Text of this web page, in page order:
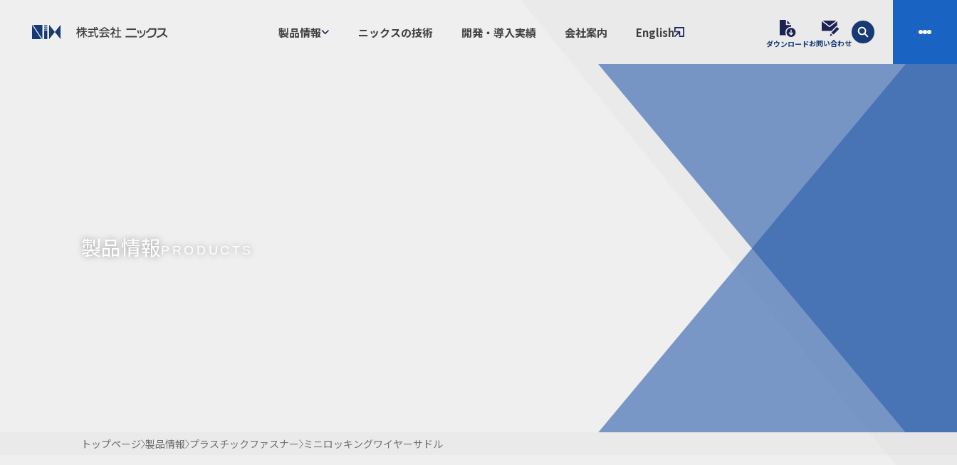
製品情報 ニックスの技術 開発・導入実績 会社案内 English
ダウンロードお問い合わせ
ニックスの技術
設計・素材開発
ニックスの課題解決プロセス
業界／課題別ソリューション
オリジナル樹脂材料NIXAM
IRポリシー（免責事項）
IRライブラリ／株主総会
株主・投資家の皆様へ
お問い合わせ
製品について
経験者採用エントリーフォーム
サンプル請求フォーム
見積請求フォーム
総合お問い合わせ
よくあるご質問
コラム
製品情報PRODUCTS
トップページ 製品情報 プラスチックファスナー ミニロッキングワイヤーサドル